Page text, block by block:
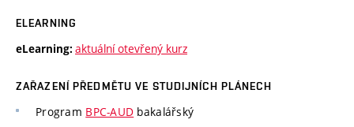
ELEARNING
eLearning: aktuální otevřený kurz
ZAŘAZENÍ PŘEDMĚTU VE STUDIJNÍCH PLÁNECH
Program BPC-AUD bakalářský